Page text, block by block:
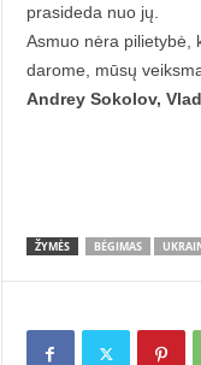
prasideda nuo jų.
Asmuo nėra pilietybė,
darome, mūsų
Andrey Sokolov,
ŽYMĖS BĖGIMAS